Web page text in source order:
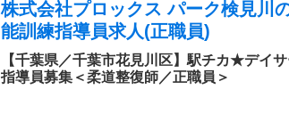
株式会社プロックス パーク検見川
能訓練指導員求人(正職員)
【千葉県／千葉市花見川区】駅チカ★デイ
指導員募集＜柔道整復師／正職員＞